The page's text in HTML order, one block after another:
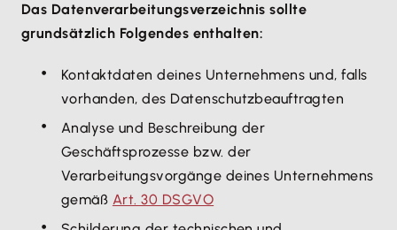
Das Datenverarbeitungsverzeichnis sollte
grundsätzlich Folgendes enthalten:
Kontaktdaten deines Unternehmens und, falls
vorhanden, des Datenschutzbeauftragten
Analyse und Beschreibung der
Geschäftsprozesse bzw. der
Verarbeitungsvorgänge deines Unternehmens
gemäß Art. 30 DSGVO